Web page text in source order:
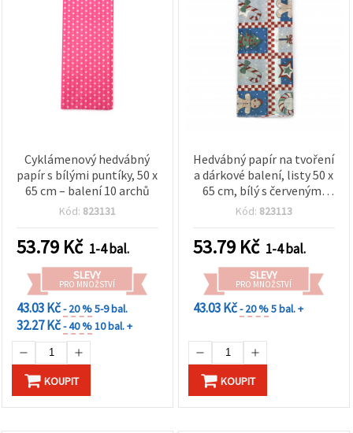
Cyklámenový hedvábný
papír s bílými puntíky, 50 x
65 cm – balení 10 archů
Kód: 823131
53.79 Kč 1-4 bal.
SLEVY
PRO MNOŽSTVÍ
43.03 Kč- 20 %5-9 bal.
32.27 Kč- 40 %10 bal. +
KOUPIT
Hedvábný papír na tvoření
a dárkové balení, listy 50 x
65 cm, bílý s červenými
čtverci, 10 ks
Kód: 823113
53.79 Kč 1-4 bal.
SLEVY
PRO MNOŽSTVÍ
43.03 Kč- 20 %5 bal. +
KOUPIT